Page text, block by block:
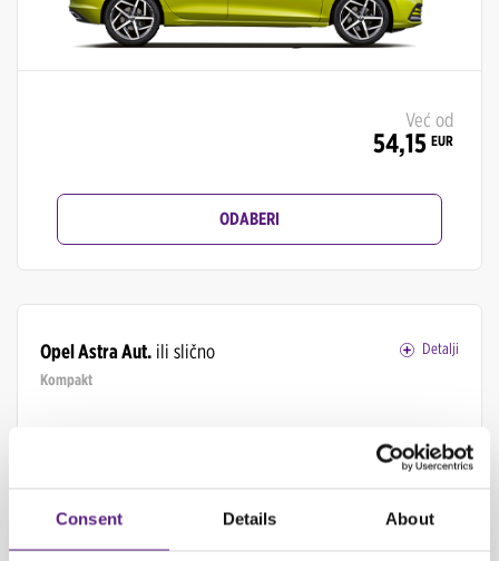
Consent Details About
Već od
54,15 EUR
ODABERI
Opel Astra Aut. ili slično
Detalji
Kompakt